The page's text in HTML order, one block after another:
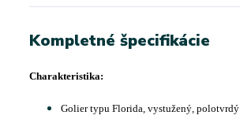
Kompletné špecifikácie
Charakteristika:
Golier typu Florida, vystužený, polotvrdý